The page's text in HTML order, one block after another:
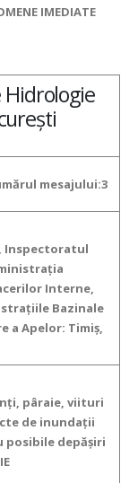
IMEDIATE
mesajului:3
Inspectoratul
Interne,
Bazinale
a Apelor: Timiș,
pâraie, viituri
de inundații
posibile depășiri